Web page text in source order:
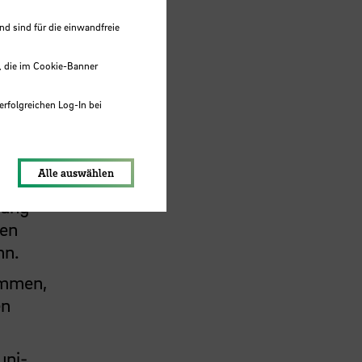
sind für die einwandfreie
die im Cookie-Banner
Log-In bei
Alle auswählen